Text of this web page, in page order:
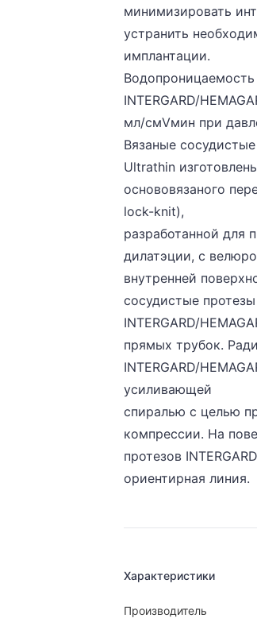
минимизировать
устранить
имплантации.
INTERGARD/
мл/cмVмин при
Вязаные сосудистые
Ultrathin
основовязаного
lock-knit),
разработанной для
дилатэции, с
внутренней
сосудистые протезы
INTERGARD/
прямых трубок.
INTERGARD/
усиливающей
спиралью с целью
компрессии. На
протезов
ориентирная линия.
Характеристики
Производитель